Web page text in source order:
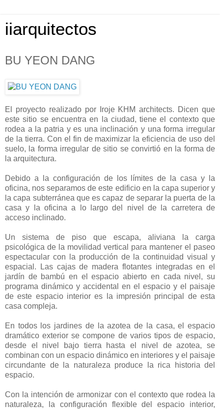
iiarquitectos
BU YEON DANG
El proyecto realizado por Iroje KHM architects. Dicen que
este sitio se encuentra en la ciudad, tiene el contexto que
rodea a la patria y es una inclinación y una forma irregular
de la tierra. Con el fin de maximizar la eficiencia de uso del
suelo, la forma irregular de sitio se convirtió en la forma de
la arquitectura.
Debido a la configuración de los límites de la casa y la
oficina, nos separamos de este edificio en la capa superior y
la capa subterránea que es capaz de separar la puerta de la
casa y la oficina a lo largo del nivel de la carretera de
acceso inclinado.
Un sistema de piso que escapa, aliviana la carga
psicológica de la movilidad vertical para mantener el paseo
espectacular con la producción de la continuidad visual y
espacial. Las cajas de madera flotantes integradas en el
jardín de bambú en el espacio abierto en cada nivel, su
programa dinámico y accidental en el espacio y el paisaje
de este espacio interior es la impresión principal de esta
casa compleja.
En todos los jardines de la azotea de la casa, el espacio
dramático exterior se compone de varios tipos de espacio,
desde el nivel bajo tierra hasta el nivel de azotea, se
combinan con un espacio dinámico en interiores y el paisaje
circundante de la naturaleza produce la rica historia del
espacio.
Con la intención de armonizar con el contexto que rodea la
naturaleza, la configuración flexible del espacio interior,